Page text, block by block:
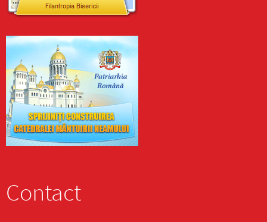
Contact